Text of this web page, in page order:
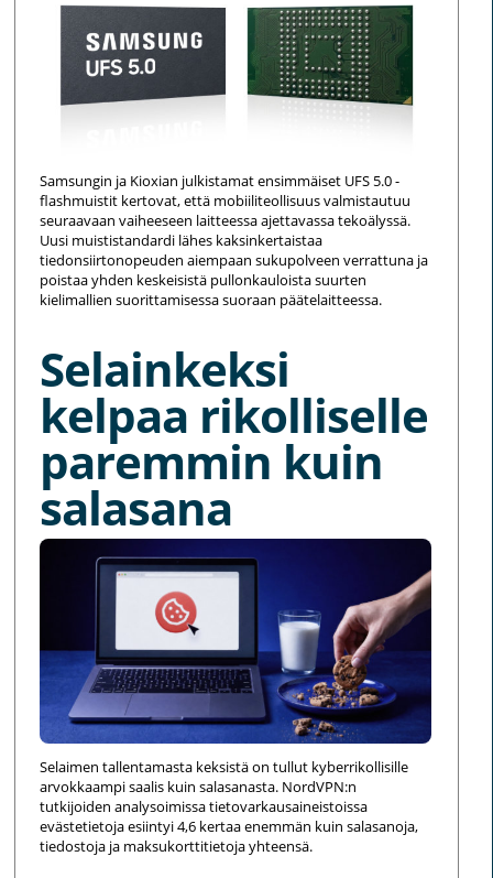
Samsungin ja Kioxian julkistamat ensimmäiset UFS 5.0 -
flashmuistit kertovat, että mobiiliteollisuus valmistautuu
seuraavaan vaiheeseen laitteessa ajettavassa tekoälyssä.
Uusi muististandardi lähes kaksinkertaistaa
tiedonsiirtonopeuden aiempaan sukupolveen verrattuna ja
poistaa yhden keskeisistä pullonkauloista suurten
kielimallien suorittamisessa suoraan päätelaitteessa.
Selainkeksi
kelpaa rikolliselle
paremmin kuin
salasana
Selaimen tallentamasta keksistä on tullut kyberrikollisille
arvokkaampi saalis kuin salasanasta. NordVPN:n
tutkijoiden analysoimissa tietovarkausaineistoissa
evästetietoja esiintyi 4,6 kertaa enemmän kuin salasanoja,
tiedostoja ja maksukorttitietoja yhteensä.